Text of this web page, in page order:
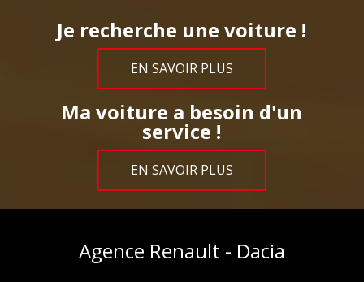
Je recherche une voiture !
EN SAVOIR PLUS
Ma voiture a besoin d'un
service !
EN SAVOIR PLUS
Agence Renault - Dacia